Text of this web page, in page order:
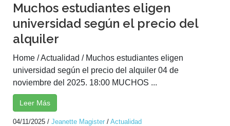
Muchos estudiantes eligen
universidad según el precio del
alquiler
Home / Actualidad / Muchos estudiantes eligen
universidad según el precio del alquiler 04 de
noviembre del 2025. 18:00 MUCHOS ...
Leer Más
04/11/2025 / Jeanette Magister / Actualidad